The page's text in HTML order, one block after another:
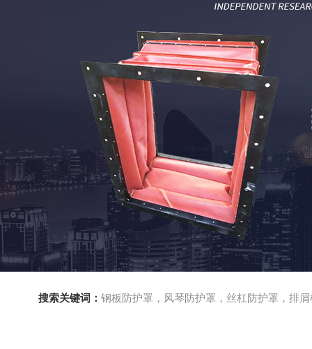
搜索关键词： 钢板防护罩，风琴防护罩，丝杠防护罩，排屑机